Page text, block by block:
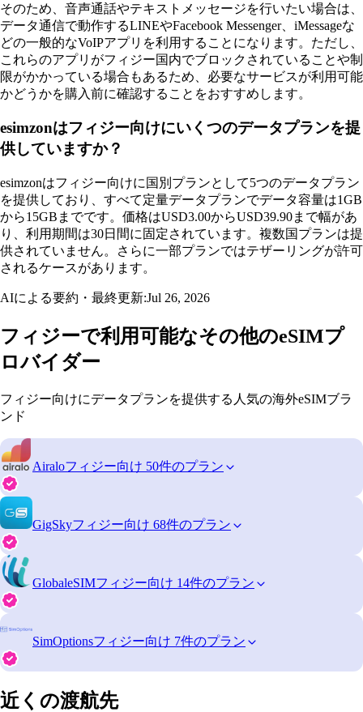
そのため、音声通話やテキストメッセージを行いたい場合は、
データ通信で動作するLINEやFacebook Messenger、iMessageな
どの一般的なVoIPアプリを利用することになります。ただし、
これらのアプリがフィジー国内でブロックされていることや制
限がかかっている場合もあるため、必要なサービスが利用可能
かどうかを購入前に確認することをおすすめします。
esimzonはフィジー向けにいくつのデータプランを提
供していますか？
esimzonはフィジー向けに国別プランとして5つのデータプラン
を提供しており、すべて定量データプランでデータ容量は1GB
から15GBまでです。価格はUSD3.00からUSD39.90まで幅があ
り、利用期間は30日間に固定されています。複数国プランは提
供されていません。さらに一部プランではテザーリングが許可
されるケースがあります。
AIによる要約・最終更新:Jul 26, 2026
フィジーで利用可能なその他のeSIMプ
ロバイダー
フィジー向けにデータプランを提供する人気の海外eSIMブラ
ンド
Airaloフィジー向け 50件のプラン
GigSkyフィジー向け 68件のプラン
GlobaleSIMフィジー向け 14件のプラン
SimOptionsフィジー向け 7件のプラン
近くの渡航先